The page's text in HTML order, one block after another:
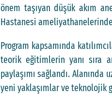
önem taşıyan düşük akım
Hastanesi
Program kapsamında
teorik eğitimlerin yanı sıra
paylaşımı sağlandı.
yeni yaklaşımlar ve